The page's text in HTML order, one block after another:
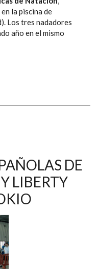
la piscina de
Los tres nadadores
año en el mismo
DE
LIBERTY